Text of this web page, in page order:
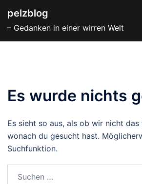
Inhalt
springen
pelzblog
– Gedanken in einer wirren Welt
Es wurde nichts
Es sieht so aus, als ob wir nicht
wonach du gesucht hast.
Suchfunktion.